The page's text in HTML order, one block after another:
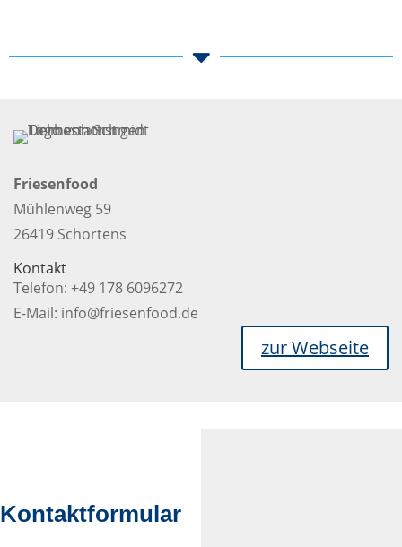

Friesenfood
Mühlenweg 59
26419 Schortens
Kontakt
Telefon: +49 178 6096272
E-Mail: info@friesenfood.de
zur Webseite
Kontaktformular